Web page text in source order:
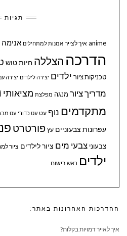
תגיות
anime איך לצייר אמנות למתחילים אנימה
הדרכה הצללה חיותטוש
טכניקות ציור ילדים יצירה לילדים יצירה
מדריך ציור מנגה מפלצת מציאותי
מתקדמים נוף עט עט כדורי עט
עפרונות צבעוניים עץ פורטרט
צבעוני צבעי מים ציור לילדים ציור
ילדים ראש רישום
ההדרכות האחרונות באתר:
איך לאייר דמויות בקלות?